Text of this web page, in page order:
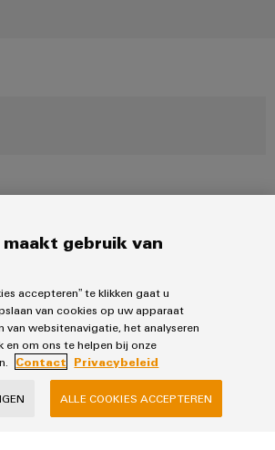
gebruik van
accepteren” te klikken gaat u
van cookies op uw apparaat
van websitenavigatie, het analyseren
en om ons te helpen bij onze
Contact Privacybeleid
ALLE COOKIES ACCEPTEREN